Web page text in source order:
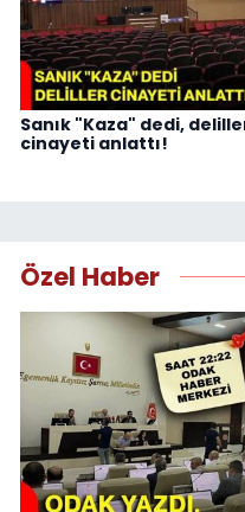
Sanık "Kaza" dedi,
cinayeti anlattı!
Özel Haber